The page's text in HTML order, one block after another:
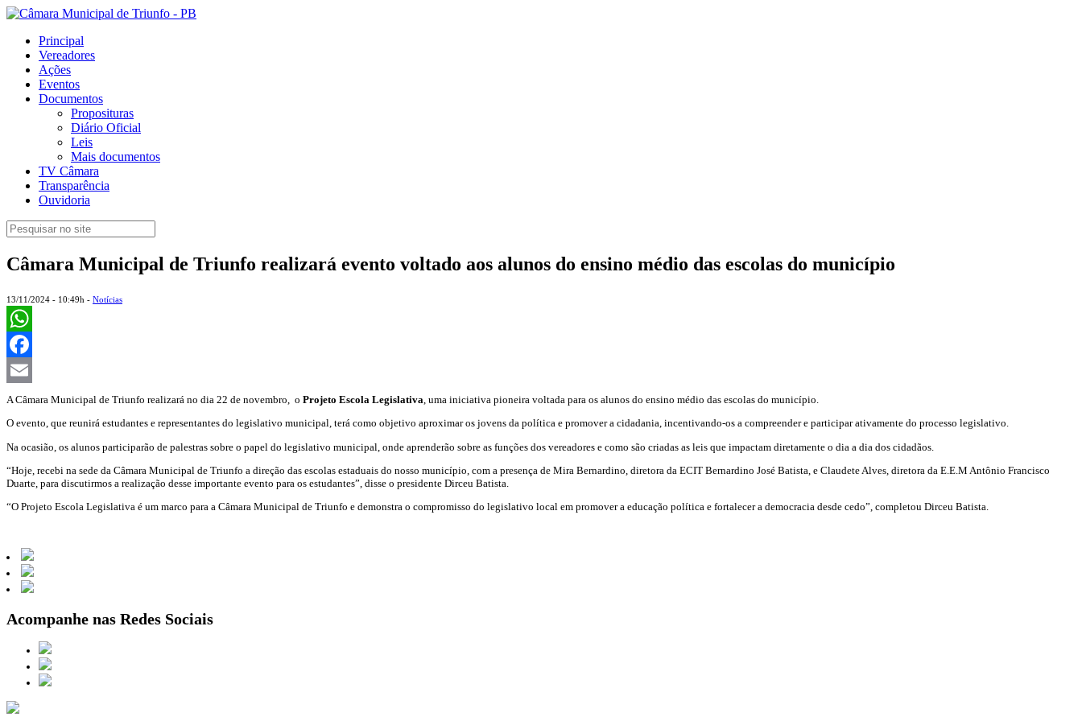
Principal
Vereadores
Ações
Eventos
Documentos
Proposituras
Diário Oficial
Leis
Mais documentos
TV Câmara
Transparência
Ouvidoria
Câmara Municipal de Triunfo realizará evento voltado aos alunos do ensino médio das escolas do município
13/11/2024 - 10:49h - Notícias
WhatsApp
Facebook
Email
A Câmara Municipal de Triunfo realizará no dia 22 de novembro, o Projeto Escola Legislativa, uma iniciativa pioneira voltada para os alunos do ensino médio das escolas do município.
O evento, que reunirá estudantes e representantes do legislativo municipal, terá como objetivo aproximar os jovens da política e promover a cidadania, incentivando-os a compreender e participar ativamente do processo legislativo.
Na ocasião, os alunos participarão de palestras sobre o papel do legislativo municipal, onde aprenderão sobre as funções dos vereadores e como são criadas as leis que impactam diretamente o dia a dia dos cidadãos.
“Hoje, recebi na sede da Câmara Municipal de Triunfo a direção das escolas estaduais do nosso município, com a presença de Mira Bernardino, diretora da ECIT Bernardino José Batista, e Claudete Alves, diretora da E.E.M Antônio Francisco
Duarte, para discutirmos a realização desse importante evento para os estudantes”, disse o presidente Dirceu Batista.
“O Projeto Escola Legislativa é um marco para a Câmara Municipal de Triunfo e demonstra o compromisso do legislativo local em promover a educação política e fortalecer a democracia desde cedo”, completou Dirceu Batista.
Acompanhe nas Redes Sociais